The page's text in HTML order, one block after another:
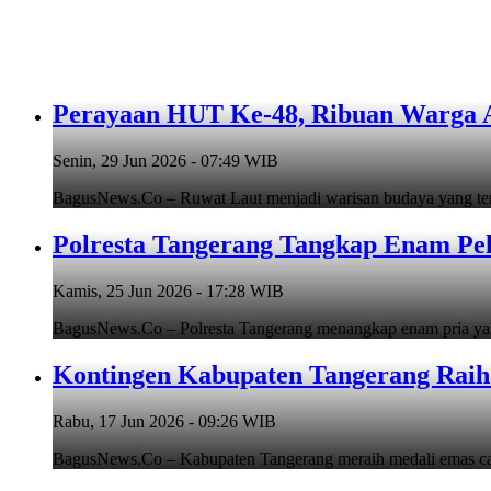
Perayaan HUT Ke-48, Ribuan
Senin, 29 Jun 2026 - 07:49 WIB
BagusNews.Co – Ruwat Laut menjadi warisan budaya yang
Polresta Tangerang Tangkap Enam
Kamis, 25 Jun 2026 - 17:28 WIB
BagusNews.Co – Polresta Tangerang menangkap enam pria
Kontingen Kabupaten Tangerang
Rabu, 17 Jun 2026 - 09:26 WIB
BagusNews.Co – Kabupaten Tangerang meraih medali